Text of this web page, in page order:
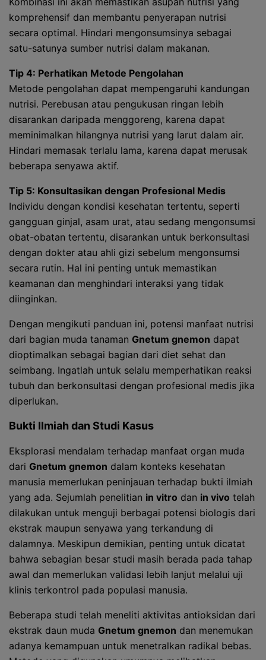
komprehensif dan membantu penyerapan nutrisi
secara optimal. Hindari mengonsumsinya sebagai
satu-satunya sumber nutrisi dalam makanan.
Tip 4: Perhatikan Metode Pengolahan
Metode pengolahan dapat mempengaruhi kandungan
nutrisi. Perebusan atau pengukusan ringan lebih
disarankan daripada menggoreng, karena dapat
meminimalkan hilangnya nutrisi yang larut dalam air.
Hindari memasak terlalu lama, karena dapat merusak
beberapa senyawa aktif.
Tip 5: Konsultasikan dengan Profesional Medis
Individu dengan kondisi kesehatan tertentu, seperti
gangguan ginjal, asam urat, atau sedang mengonsumsi
obat-obatan tertentu, disarankan untuk berkonsultasi
dengan dokter atau ahli gizi sebelum mengonsumsi
secara rutin. Hal ini penting untuk memastikan
keamanan dan menghindari interaksi yang tidak
diinginkan.
Dengan mengikuti panduan ini, potensi manfaat nutrisi
dari bagian muda tanaman Gnetum gnemon dapat
dioptimalkan sebagai bagian dari diet sehat dan
seimbang. Ingatlah untuk selalu memperhatikan reaksi
tubuh dan berkonsultasi dengan profesional medis jika
diperlukan.
Bukti Ilmiah dan Studi Kasus
Eksplorasi mendalam terhadap manfaat organ muda
dari Gnetum gnemon dalam konteks kesehatan
manusia memerlukan peninjauan terhadap bukti ilmiah
yang ada. Sejumlah penelitian in vitro dan in vivo telah
dilakukan untuk menguji berbagai potensi biologis dari
ekstrak maupun senyawa yang terkandung di
dalamnya. Meskipun demikian, penting untuk dicatat
bahwa sebagian besar studi masih berada pada tahap
awal dan memerlukan validasi lebih lanjut melalui uji
klinis terkontrol pada populasi manusia.
Beberapa studi telah meneliti aktivitas antioksidan dari
ekstrak daun muda Gnetum gnemon dan menemukan
adanya kemampuan untuk menetralkan radikal bebas.